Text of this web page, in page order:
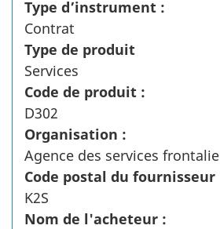
Type d’instrument :
Contrat
Type de produit
Services
Code de produit :
D302
Organisation :
Agence des services
Code postal du fournisseur
K2S
Nom de l'acheteur :